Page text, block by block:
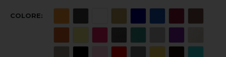
COLORE